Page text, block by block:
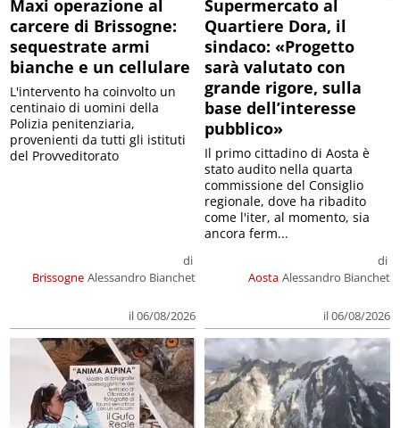
Maxi operazione al
carcere di Brissogne:
sequestrate armi
bianche e un cellulare
Brissogne
di
Alessandro Bianchet
il 06/08/2026
L'intervento ha coinvolto un
centinaio di uomini della
Polizia penitenziaria,
provenienti da tutti gli istituti
del Provveditorato
Supermercato al
Quartiere Dora, il
sindaco: «Progetto
sarà valutato con
grande rigore, sulla
base dell’interesse
pubblico»
Aosta
di
Alessandro Bianchet
il 06/08/2026
Il primo cittadino di Aosta è
stato audito nella quarta
commissione del Consiglio
regionale, dove ha ribadito
come l'iter, al momento, sia
ancora ferm...